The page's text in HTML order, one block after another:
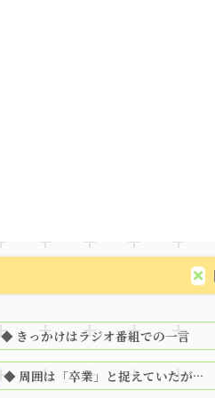
◆ きっかけはラジオ番組での一言
◆ 周囲は「卒業」と捉えていたが…